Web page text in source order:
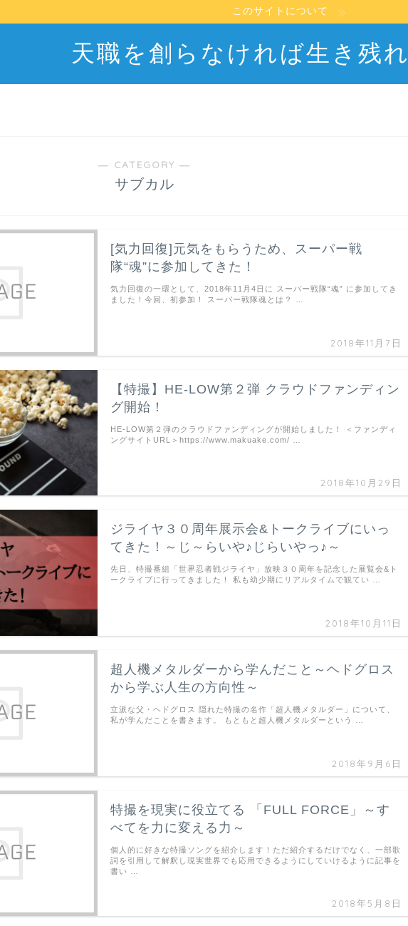
このサイトについて
天職を創らなければ生き残れ
― CATEGORY ―
サブカル
[気力回復]元気をもらうため、スーパー戦
隊“魂”に参加してきた！
2018年11月7日
気力回復の一環として、2018年11月4日に スーパー戦隊“魂” に参加してき
ました！今回、初参加！ スーパー戦隊魂とは？ …
【特撮】HE-LOW第２弾 クラウドファンディン
グ開始！
2018年10月29日
HE-LOW第２弾のクラウドファンディングが開始しました！ ＜ファンディ
ングサイトURL＞https://www.makuake.com/ …
ジライヤ３０周年展示会&トークライブにいっ
てきた！～じ～らいや♪じらいやっ♪～
2018年10月11日
先日、特撮番組「世界忍者戦ジライヤ」放映３０周年を記念した展覧会&ト
ークライブに行ってきました！ 私も幼少期にリアルタイムで観てい …
超人機メタルダーから学んだこと～ヘドグロス
から学ぶ人生の方向性～
2018年9月6日
立派な父・ヘドグロス 隠れた特撮の名作「超人機メタルダー」について、
私が学んだことを書きます。 もともと超人機メタルダーという …
特撮を現実に役立てる 「FULL FORCE」～す
べてを力に変える力～
2018年5月8日
個人的に好きな特撮ソングを紹介します！ただ紹介するだけでなく、一部歌
詞を引用して解釈し現実世界でも応用できるようにしていけるように記事を
書い …